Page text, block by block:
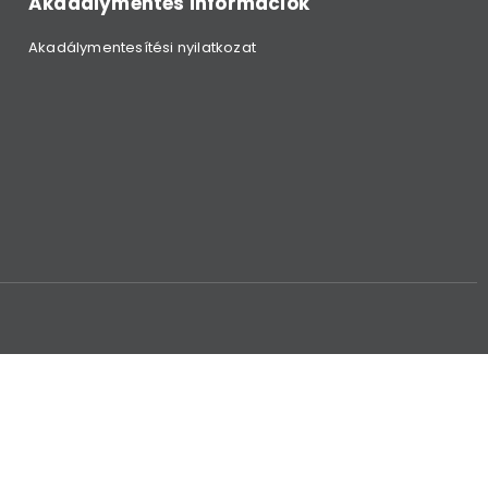
Akadálymentesítési nyilatkozat